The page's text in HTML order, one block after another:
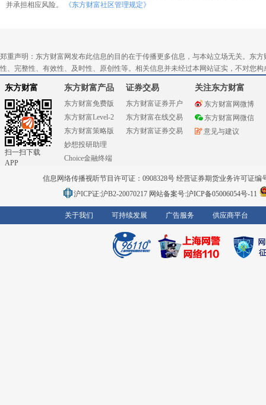
并承担相应风险。
《东方财富社区管理规定》
郑重声明：东方财富网发布此信息的目的在于传播更多信息，与本站立场无关。东
性、完整性、有效性、及时性、原创性等。相关信息并未经过本网站证实，不对您
东方财富
扫一扫下载
APP
东方财富产品
东方财富免费版
东方财富Level-2
东方财富策略版
妙想投研助理
Choice金融终端
证券交易
东方财富证券开户
东方财富在线交易
东方财富证券交易
关注东方财富
东方财富网微博
东方财富网微信
意见与建议
信息网络传播视听节目许可证：0908328号 经营证券期货业务许可证编
沪ICP证:沪B2-20070217 网站备案号:沪ICP备05006054号-11
关于我们 可持续发展 广告服务 供应商平台